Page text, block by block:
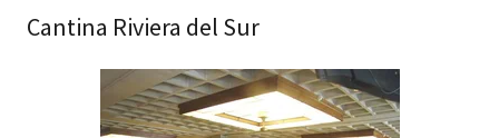
Cantina Riviera del Sur